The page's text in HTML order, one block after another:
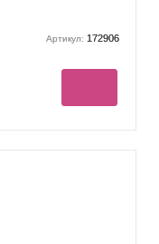
Артикул: 172906